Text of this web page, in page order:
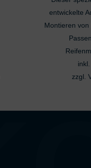
entwickelte
Montieren von
zzgl.